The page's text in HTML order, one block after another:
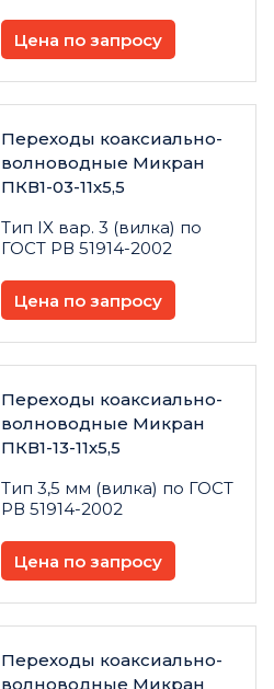
Цена по запросу
Переходы коаксиально-
волноводные Микран
ПКВ1-03-11х5,5
Тип IX вар. 3 (вилка) по
ГОСТ РВ 51914-2002
Цена по запросу
Переходы коаксиально-
волноводные Микран
ПКВ1-13-11х5,5
Тип 3,5 мм (вилка) по ГОСТ
РВ 51914-2002
Цена по запросу
Переходы коаксиально-
волноводные Микран